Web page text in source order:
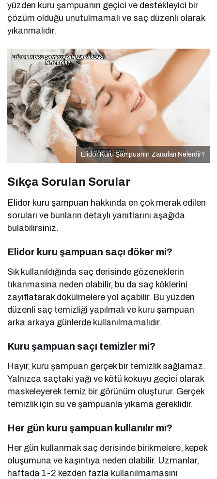
yüzden kuru şampuanın geçici ve destekleyici bir
çözüm olduğu unutulmamalı ve saç düzenli olarak
yıkanmalıdır.
Elidor Kuru Şampuanın Zararları Nelerdir?
Sıkça Sorulan Sorular
Elidor kuru şampuan hakkında en çok merak edilen
soruları ve bunların detaylı yanıtlarını aşağıda
bulabilirsiniz.
Elidor kuru şampuan saçı döker mi?
Sık kullanıldığında saç derisinde gözeneklerin
tıkanmasına neden olabilir, bu da saç köklerini
zayıflatarak dökülmelere yol açabilir. Bu yüzden
düzenli saç temizliği yapılmalı ve kuru şampuan
arka arkaya günlerde kullanılmamalıdır.
Kuru şampuan saçı temizler mi?
Hayır, kuru şampuan gerçek bir temizlik sağlamaz.
Yalnızca saçtaki yağı ve kötü kokuyu geçici olarak
maskeleyerek temiz bir görünüm oluşturur. Gerçek
temizlik için su ve şampuanla yıkama gereklidir.
Her gün kuru şampuan kullanılır mı?
Her gün kullanmak saç derisinde birikmelere, kepek
oluşumuna ve kaşıntıya neden olabilir. Uzmanlar,
haftada 1-2 kezden fazla kullanılmamasını